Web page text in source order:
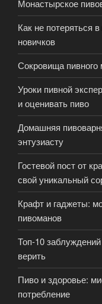
Монастырское
Как не потеряться
новичков
Сокровища пивного
Уроки пивной
и оценивать пиво
Домашняя
энтузиасту
Гостевой пост от
свой уникальный
Крафт и гаджеты:
пивоманов
Топ-10
верить
Пиво и здоровье:
потребление